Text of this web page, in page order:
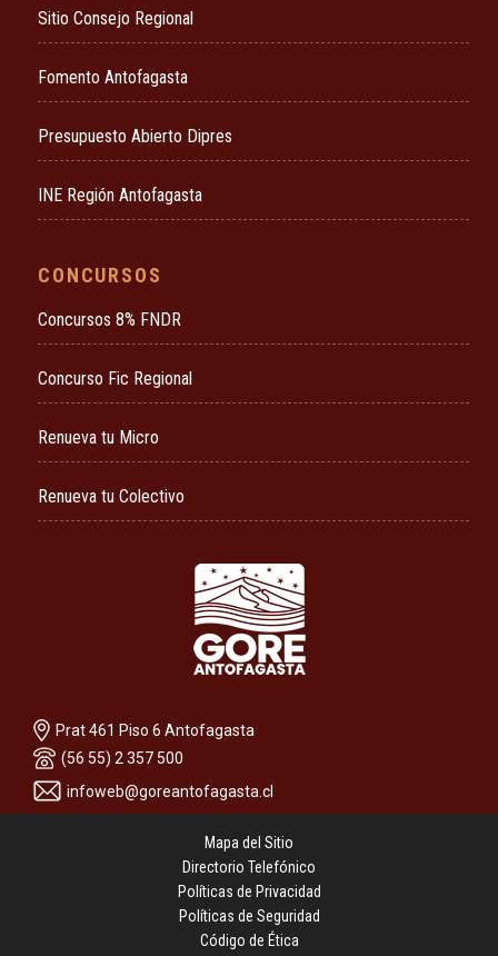
Sitio Consejo Regional
Fomento Antofagasta
Presupuesto Abierto Dipres
INE Región Antofagasta
CONCURSOS
Concursos 8% FNDR
Concurso Fic Regional
Renueva tu Micro
Renueva tu Colectivo
Prat 461 Piso 6 Antofagasta
(56 55) 2 357 500
infoweb@goreantofagasta.cl
Mapa del Sitio
Directorio Telefónico
Políticas de Privacidad
Políticas de Seguridad
Código de Ética